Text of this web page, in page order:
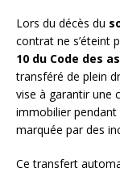
Lors du décès du
contrat ne s’éteint
10 du Code des
transféré de plein
vise à garantir une
immobilier
marquée par des
Ce transfert